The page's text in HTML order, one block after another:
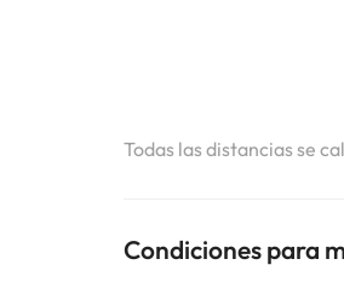
Todas las distancias se
Condiciones para